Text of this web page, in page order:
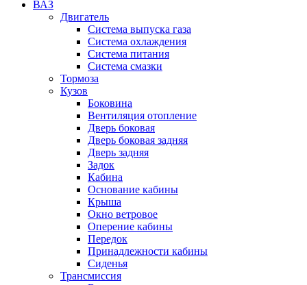
ВАЗ
Двигатель
Система выпуска газа
Система охлаждения
Система питания
Система смазки
Тормоза
Кузов
Боковина
Вентиляция отопление
Дверь боковая
Дверь боковая задняя
Дверь задняя
Задок
Кабина
Основание кабины
Крыша
Окно ветровое
Оперение кабины
Передок
Принадлежности кабины
Сиденья
Трансмиссия